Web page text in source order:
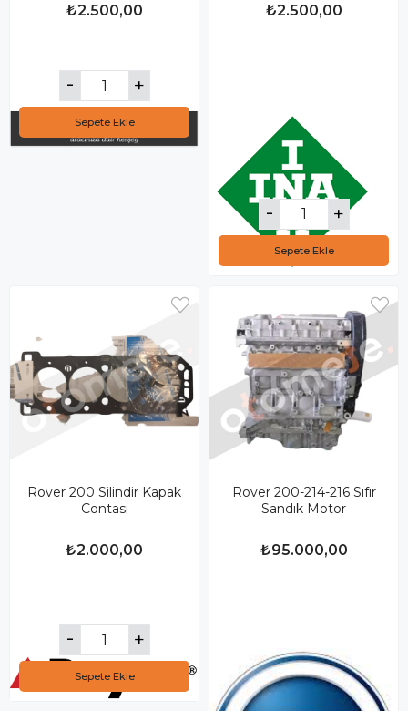
₺2.500,00
Sepete Ekle
₺2.500,00
Sepete Ekle
Rover 200 Silindir Kapak
Contası
₺2.000,00
Sepete Ekle
Rover 200-214-216 Sıfır
Sandık Motor
₺95.000,00